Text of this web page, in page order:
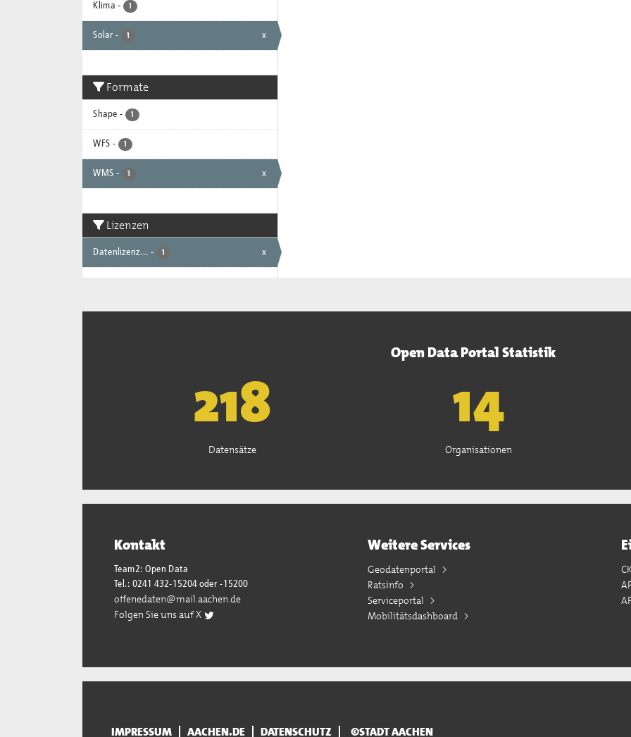
Klima - 1
Solar - 1 x
Formate
Shape - 1
WFS - 1
WMS - 1 x
Lizenzen
Datenlizenz... - 1 x
Open Data Portal Statistik
221
Datensätze
15
Organisationen
Kontakt
Team2: Open Data
Tel.: 0241 432-15204 oder -15200
offenedaten@mail.aachen.de
Folgen Sie uns auf X
Weitere Services
Geodatenportal
Ratsinfo
Serviceportal
Mobilitätsdashboard
IMPRESSUM AACHEN.DE DATENSCHUTZ ©STADT AACHEN